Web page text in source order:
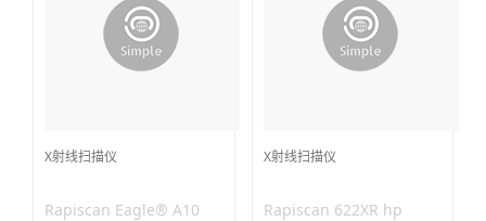
X射线扫描仪
Rapiscan Eagle® A10
X射线扫描仪
Rapiscan 622XR hp